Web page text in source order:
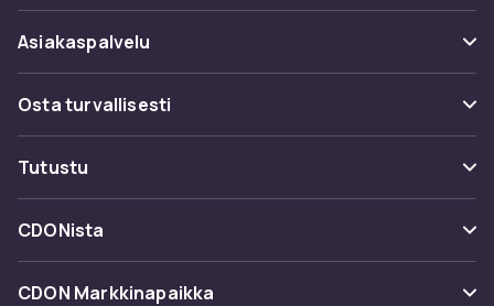
Asiakaspalvelu
Usein kysyttyä (UKK)
Seuraa pakettia
Ota yhteyttä
Osta turvallisesti
Maksuvaihtoehdot
Toimitus
Takaisinvedot
Tutustu
Kategoriat
Tuotemerkit
CDONista
Tietoa meistä
CDON Markkinapaikka